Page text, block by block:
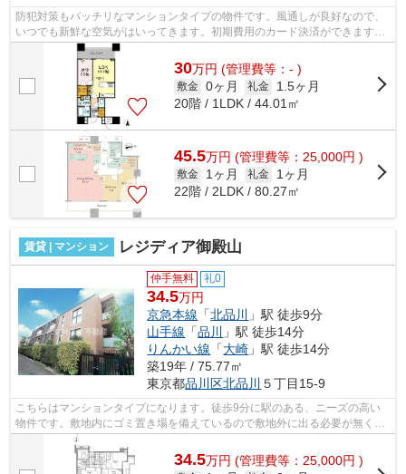
防犯対策もバッチリなマンションタイプの物件です。風通しが良好なので、
いつでも新鮮な空気がはいってきます。初期費用のカード決済ができます。
駅から徒歩6分の物件なら、駅前のお買...
30万円 (管理費等：- )
敷金 0ヶ月 礼金
1.5ヶ月
20階 / 1LDK / 44.01㎡
45.5万円 (管理費等：25,000円 )
敷金 1ヶ月 礼金
1ヶ月
22階 / 2LDK / 80.27㎡
賃貸 | マンション レジディア御殿山
仲手無料 礼0
34.5万円
京急本線 「北品川
」駅 徒歩9分
山手線 「品川
」駅 徒歩14分
りんかい線 「大崎 」駅 徒歩14分
築19年 / 75.77㎡
東京都品川区北品川 ５丁目15-9
こちらはマンションタイプになります。徒歩9分に駅のある、ニーズの高い
物件です。敷地内にゴミ置き場を備えているので敷地外に出る必要が無く、
ごみ出しが短時間で終わります。こちら...
34.5万円 (管理費等：25,000円 )